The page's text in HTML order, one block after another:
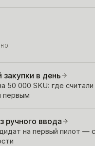
закупки в день
50 000 SKU: где
первым
ручного ввода
на первый пилот —